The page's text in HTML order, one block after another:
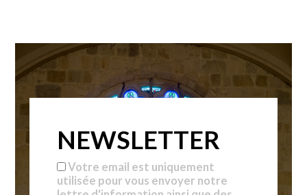
NEWSLETTER
Votre email est uniquement
utilisée pour vous envoyer notre